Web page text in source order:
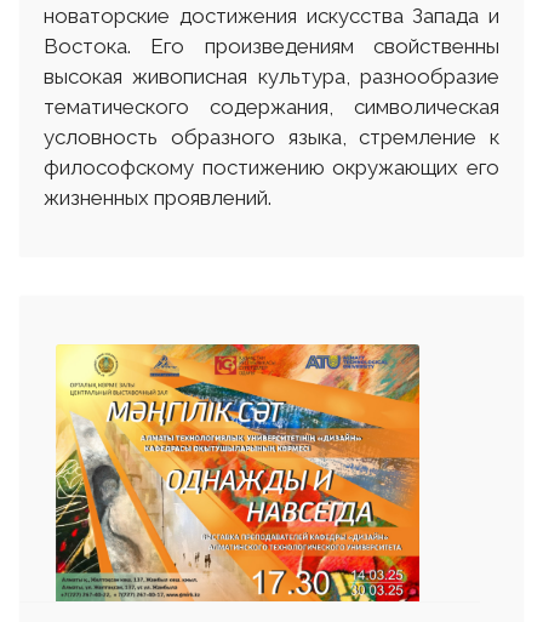
новаторские достижения искусства Запада и
Востока. Его произведениям свойственны
высокая живописная культура, разнообразие
тематического содержания, символическая
условность образного языка, стремление к
философскому постижению окружающих его
жизненных проявлений.